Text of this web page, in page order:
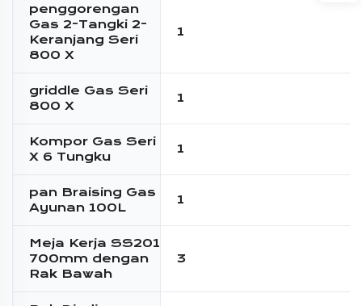
penggorengan
Gas 2-Tangki 2-
Keranjang Seri
800 X
1
griddle Gas Seri
800 X
1
Kompor Gas Seri
X 6 Tungku
1
pan Braising Gas
Ayunan 100L
1
Meja Kerja SS201
700mm dengan
Rak Bawah
3